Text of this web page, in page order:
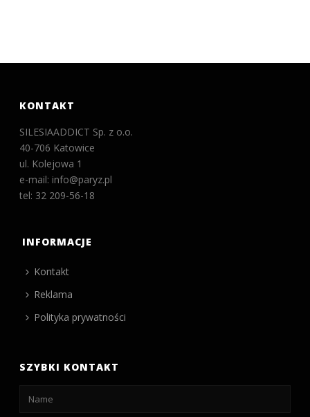
KONTAKT
SILESIAADDICT Sp. z o.o.
40-706 Katowice
ul. Kolejowa 1
e-mail: info@paryz.pl
tel: 32 209-56-18
INFORMACJE
Kontakt
Reklama
Polityka prywatności
SZYBKI KONTAKT